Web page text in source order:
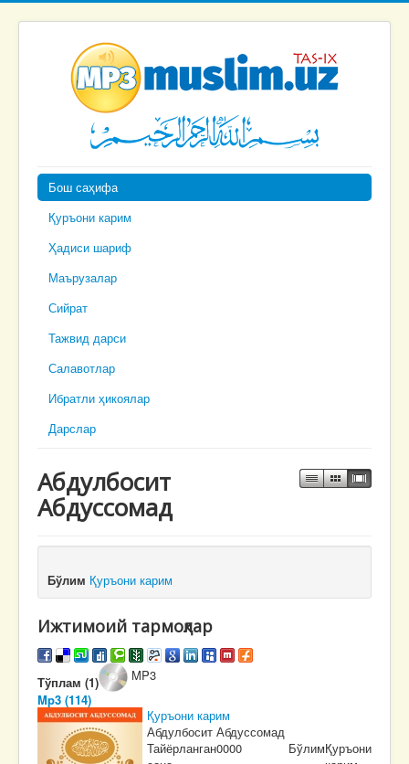
Бош саҳифа
Қуръони карим
Ҳадиси шариф
Маърузалар
Сийрат
Тажвид дарси
Салавотлар
Ибратли ҳикоялар
Дарслар
Абдулбосит
Абдуссомад
Бўлим Қуръони карим
Ижтимоий тармоқлар
Тўплам (1)
Mp3 (114)
MP3
Қуръони карим
Абдулбосит Абдуссомад
Тайёрланган0000
БўлимҚуръони